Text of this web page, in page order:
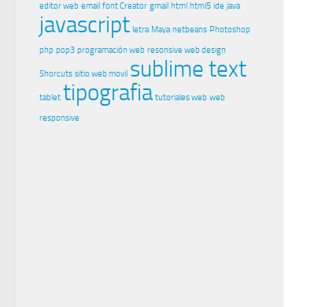
editor web email font Creator gmail html html5 ide java
javascript letra Maya netbeans Photoshop
php pop3 programación web resonsive web design
Shorcuts sitio web movil sublime text
tablet tipografia tutoriales web web
responsive